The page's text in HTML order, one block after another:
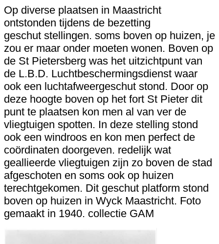
Op diverse plaatsen in Maastricht
ontstonden tijdens de bezetting
geschut stellingen. soms boven op huizen, je
zou er maar onder moeten wonen. Boven op
de St Pietersberg was het uitzichtpunt van
de L.B.D. Luchtbeschermingsdienst waar
ook een luchtafweergeschut stond. Door op
deze hoogte boven op het fort St Pieter dit
punt te plaatsen kon men al van ver de
vliegtuigen spotten. In deze stelling stond
ook een windroos en kon men perfect de
coördinaten doorgeven. redelijk wat
geallieerde vliegtuigen zijn zo boven de stad
afgeschoten en soms ook op huizen
terechtgekomen. Dit geschut platform stond
boven op huizen in Wyck Maastricht. Foto
gemaakt in 1940. collectie GAM